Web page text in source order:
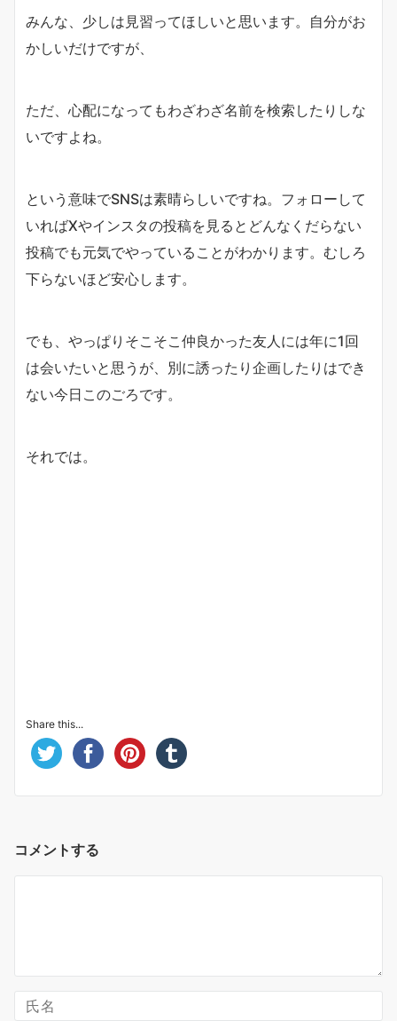
みんな、少しは見習ってほしいと思います。自分がお
かしいだけですが、
ただ、心配になってもわざわざ名前を検索したりしな
いですよね。
という意味でSNSは素晴らしいですね。フォローして
いればXやインスタの投稿を見るとどんなくだらない
投稿でも元気でやっていることがわかります。むしろ
下らないほど安心します。
でも、やっぱりそこそこ仲良かった友人には年に1回
は会いたいと思うが、別に誘ったり企画したりはでき
ない今日このごろです。
それでは。
Share this...
コメントする